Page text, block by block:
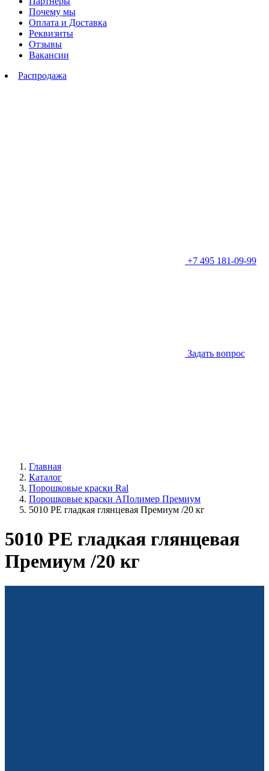
Почему мы
Оплата и Доставка
Реквизиты
Отзывы
Вакансии
Распродажа
+7 495 181-09-99
Задать вопрос
Главная
Каталог
Порошковые краски Ral
Порошковые краски АПолимер Премиум
5010 PE гладкая глянцевая Премиум /20 кг
5010 PE гладкая глянцевая
Премиум /20 кг